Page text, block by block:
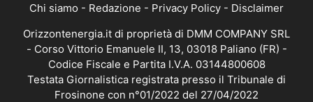
Chi siamo - Redazione - Privacy Policy - Disclaimer
Orizzontenergia.it di proprietà di DMM COMPANY SRL
- Corso Vittorio Emanuele II, 13, 03018 Paliano (FR) -
Codice Fiscale e Partita I.V.A. 03144800608
Testata Giornalistica registrata presso il Tribunale di
Frosinone con n°01/2022 del 27/04/2022